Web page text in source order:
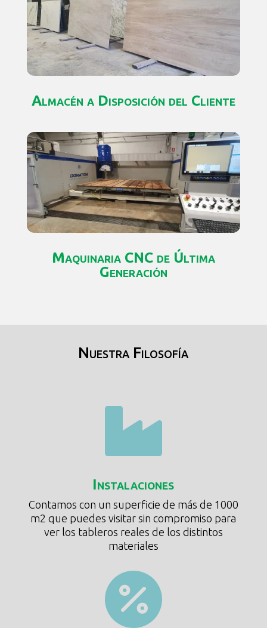
Almacén a Disposición del Cliente
Maquinaria CNC de Última
Generación
Nuestra Filosofía

Instalaciones
Contamos con un superficie de más de 1000
m2 que puedes visitar sin compromiso para
ver los tableros reales de los distintos
materiales
